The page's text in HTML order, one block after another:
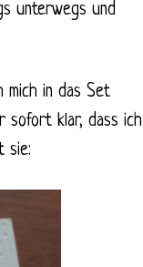
unterwegs und
mich in das Set
sofort klar, dass ich
sie: